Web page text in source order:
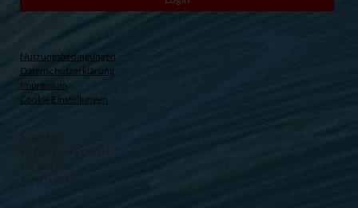
Nutzungsbedingungen
Datenschutzerklärung
Impressum
Cookie Einstellungen
ADRESSE
PROFS Media GmbH
A-4802 Ebensee